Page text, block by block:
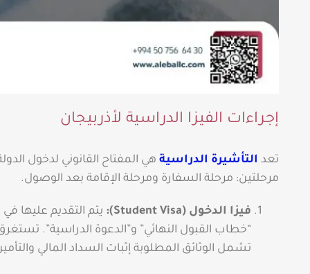
إجراءات الفيزا الدراسية لأذربيجان
تعد التأشيرة الدراسيةهي المفتاح القانوني لدخول
مرحلتين: مرحلة السفارة ومرحلة الإقامة بعد الوصول.
فيزا الدخول (Student Visa): يتم التقديم عليها
تشمل الوثائق المطلوبة إثبات السداد المالي